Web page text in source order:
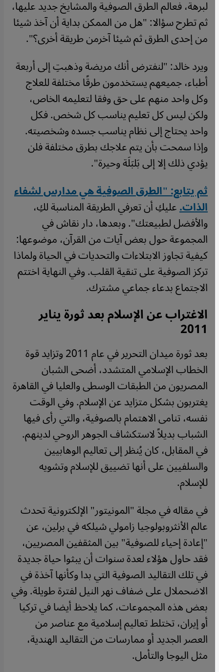
لبرهة، فعالم الطرق الصوفية والمشايخ جديد عليها،
ثم تطرح سؤالا: "هل من الممكن بداية أن آخذ شيئا
من إحدى الطرق ثم شيئا آخرمن طريقة أخرى؟".
ويرد خالد: "لنفترض أنك مريضة وذهبتِ إلى أربعة
أطباء، جميعهم يستخدمون طرقًا مختلفة للعلاج
وكل واحد منهم على حق وفقا لتعليمه الخاص،
ولكن ليس كل تعليم يناسب كل شخص. فكل
واحد يحتاج إلى نظام يناسب جسده وشخصيته.
وإذا سمحت بأن يتم علاجك بطرق مختلفة فلن
يؤدي ذلك إلا إلى بَلبَلَة وحيرة".
ثم يتابع: "الطرق الصوفية هي مدارس لشفاء
الذات.عليكِ أن تعرفي الطريقة المناسبة لكِ،
والأفضل لطبيعتك". وبعدها، دار نقاش في
المجموعة حول بعض آيات من القرآن، موضوعها:
كيفية تجاوز الابتلاءات والتحديات في الحياة ولماذا
تركز الصوفية على تنقية القلب. وفي النهاية اختتم
الاجتماع بدعاء جماعي مشترك.
الاغتراب عن الإسلام بعد ثورة يناير
2011
بعد ثورة ميدان التحرير في عام 2011 وتزايد قوة
الخطاب الإسلامي المتشدد، أضحى الشبان
المصريون من الطبقات الوسطى والعليا في القاهرة
يغتربون بشكل متزايد عن الإسلام. وفي الوقت
نفسه، تنامى الاهتمام بالصوفية، والتي رأى فيها
الشباب بديلاً لاستكشاف الجوهر الروحي لدينهم.
في المقابل، كان يُنظر إلى تعاليم الوهابيين
والسلفيين على أنها تضييق للإسلام وتشويه
للإسلام.
في مقاله في مجلة "المونيتور" الإلكترونية تحدث
عالم الأنثروبولوجيا زامولي شيلكه في برلين، عن
"إعادة إحياء للصوفية" بين المثقفين المصريين،
فقد حاول هؤلاء لعدة سنوات أن يبثوا حياة جديدة
في تلك التقاليد الصوفية التي بدا وكأنها آخذة في
الاضحملال على ضفاف نهر النيل لفترة طويلة. وفي
بعض هذه المجموعات، كما يلاحظ أيضا في تركيا
أو إيران، تختلط تعاليم إسلامية مع عناصر من
العصر الجديد أو ممارسات من التقاليد الهندية،
مثل اليوجا والتأمل.